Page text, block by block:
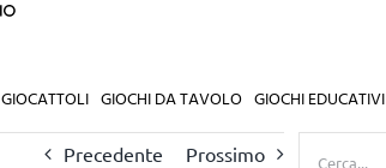
GIOCATTOLI GIOCHI DA TAVOLO GIOCHI EDUCATIVI
Precedente Prossimo